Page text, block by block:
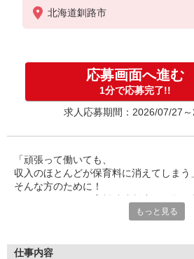
☆少日数から気軽に始められます
月額80,000円〜
※研修期間中は日当支払あり（
北海道釧路市
応募画面へ進む
1分で応募完了!!
求人応募期間：2026/07/27
「頑張って働いても、
収入のほとんどが保育料に消えてしまう」
そんな方のために！
一般の保育園に子どもを預けている方
もっと見る
仕事内容